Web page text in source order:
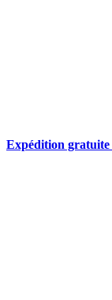
Expédition gratuite